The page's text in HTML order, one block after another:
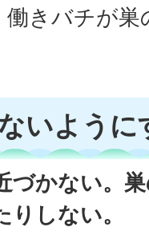
きバチが
いように
づかない。
しない。